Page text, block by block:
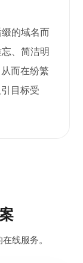
的域名而
、简洁明
而在纷繁
目标受
线服务。